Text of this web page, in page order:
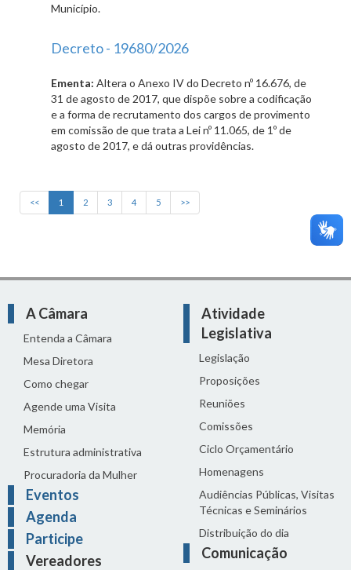
Município.
Decreto - 19680/2026
Ementa: Altera o Anexo IV do Decreto nº 16.676, de
31 de agosto de 2017, que dispõe sobre a codificação
e a forma de recrutamento dos cargos de provimento
em comissão de que trata a Lei nº 11.065, de 1º de
agosto de 2017, e dá outras providências.
<< 1 2 3 4 5 >>
A Câmara
Entenda a Câmara
Mesa Diretora
Como chegar
Agende uma Visita
Memória
Estrutura administrativa
Procuradoria da Mulher
Eventos
Agenda
Participe
Vereadores
Atividade
Legislativa
Legislação
Proposições
Reuniões
Comissões
Ciclo Orçamentário
Homenagens
Audiências Públicas, Visitas
Técnicas e Seminários
Distribuição do dia
Comunicação